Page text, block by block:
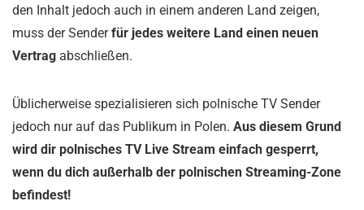
den Inhalt jedoch auch in einem anderen Land zeigen,
muss der Senderfür jedes weitere Land einen neuen
Vertrag abschließen.
Üblicherweise spezialisieren sich polnische TV Sender
jedoch nur auf das Publikum in Polen. Aus diesem Grund
wird dir polnisches TV Live Stream einfach gesperrt,
wenn du dich außerhalb der polnischen Streaming-Zone
befindest!